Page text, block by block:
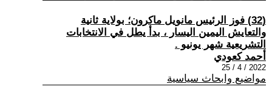
(32) فوز الرئيس مانويل ماكرون؛ بولاية ثانية
والتعايش اليمين اليسار ، بدأ يطل في الانتخابات
التشريعية شهر يونيو .
أحمد كعودي
2022 / 4 / 25
مواضيع وابحاث سياسية